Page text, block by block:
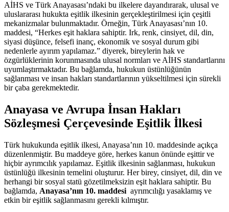
AİHS ve ‍Türk Anayasası’ndaki bu ⁣ilkelere⁢ dayandırarak, ulusal ve
uluslararası hukukta eşitlik ilkesinin gerçekleştirilmesi için çeşitli
‌mekanizmalar bulunmaktadır. Örneğin, Türk Anayasası’nın⁢ 10.
⁤maddesi, “Herkes eşit haklara‌ sahiptir. Irk, renk, cinsiyet, dil, din,
siyasi ⁢düşünce, ⁣felsefi‍ inanç, ​ekonomik ve sosyal durum gibi
nedenlerle ayırım ‌yapılamaz.” diyerek, bireylerin hak ⁣ve
özgürlüklerinin korunmasında ulusal normları ve AİHS standartlarını​
uyumlaştırmaktadır.‌ Bu bağlamda, hukukun üstünlüğünün
sağlanması ve ‍insan hakları standartlarının yükseltilmesi için sürekli
bir çaba gerekmektedir.
Anayasa ve Avrupa İnsan Hakları
Sözleşmesi Çerçevesinde Eşitlik İlkesi
Türk hukukunda eşitlik ​ilkesi, Anayasa’nın 10. ​maddesinde açıkça
düzenlenmiştir. Bu maddeye göre,⁢ herkes kanun ​önünde eşittir ve‌
hiçbir ayrımcılık ‍yapılamaz. Eşitlik ilkesinin ‌sağlanması, hukukun
üstünlüğü ilkesinin⁤ temelini oluşturur. Her⁢ birey, cinsiyet, dil, din ve
herhangi bir ⁢sosyal statü gözetilmeksizin eşit haklara sahiptir. Bu
‌bağlamda, Anayasa’nın 10. maddesi ‌ ayrımcılığı yasaklamış ve
etkin bir eşitlik sağlanmasını gerekli kılmıştır.